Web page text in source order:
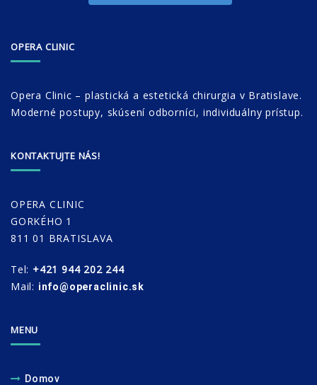
OPERA CLINIC
Opera Clinic – plastická a estetická chirurgia v Bratislave.
Moderné postupy, skúsení odborníci, individuálny prístup.
KONTAKTUJTE NÁS!
OPERA CLINIC
GORKÉHO 1
811 01 BRATISLAVA
Tel: +421 944 202 244
Mail: info@operaclinic.sk
MENU
Domov